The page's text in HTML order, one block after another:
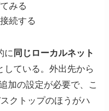
みる
続する
に 同じローカルネット
している。外出先から
加の設定が必要で、こ
クトップのほうがハ